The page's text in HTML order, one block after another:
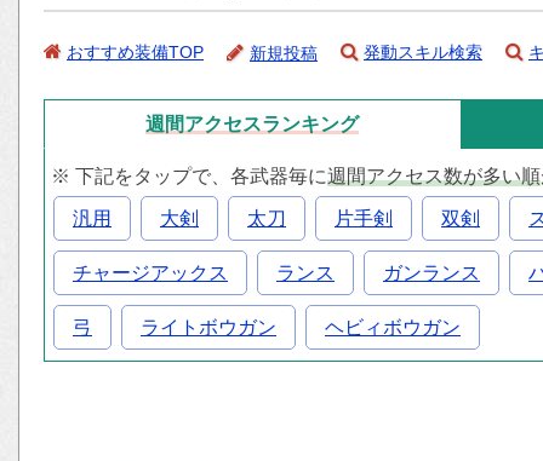
おすすめ装備TOP 新規投稿 発動スキル検索
週間アクセスランキング
※ 下記をタップで、各武器毎に週間アクセス数が多い順
汎用 大剣 太刀 片手剣 双剣
チャージアックス ランス ガンランス
弓 ライトボウガン ヘビィボウガン